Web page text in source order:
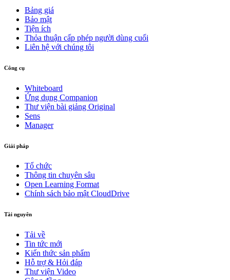
Bảng giá
Bảo mật
Tiện ích
Thỏa thuận cấp phép người dùng cuối
Liên hệ với chúng tôi
Công cụ
Whiteboard
Ứng dụng Companion
Thư viện bài giảng Original
Sens
Manager
Giải pháp
Tổ chức
Thông tin chuyên sâu
Open Learning Format
Chính sách bảo mật CloudDrive
Tài nguyên
Tải về
Tin tức mới
Kiến thức sản phẩm
Hỗ trợ & Hỏi đáp
Thư viện Video